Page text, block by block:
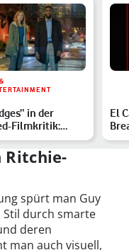
in der
Filmkritik:
Bad Boy
El
im
Ritchie-
spürt man Guy
Stil durch smarte
deren
man auch visuell,